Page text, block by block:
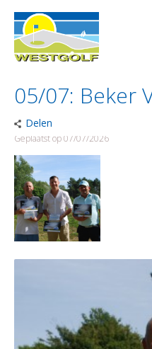
05/07: Beker
Delen
Geplaatst op 07/07/2026